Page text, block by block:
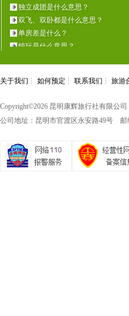
独立成团是什么意思？
双飞、双卧都是什么意思？
单房差是什么？
纯玩是什么意思？
关于我们 ┆ 如何预定 ┆ 联系我们 ┆ 旅游
Copyright©2026 昆明康辉旅行社有限公司
公司地址：昆明市官渡区永安路49号 邮